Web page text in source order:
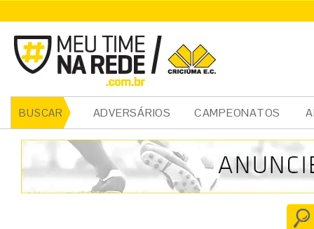
BUSCAR ADVERSÁRIOS CAMPEONATOS